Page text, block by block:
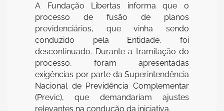
A Fundação Libertas informa que o
processo de fusão de planos
previdenciários, que vinha sendo
conduzido pela Entidade, foi
descontinuado. Durante a tramitação do
processo, foram apresentadas
exigências por parte da Superintendência
Nacional de Previdência Complementar
(Previc), que demandariam ajustes
relevantes na condução da iniciativa.